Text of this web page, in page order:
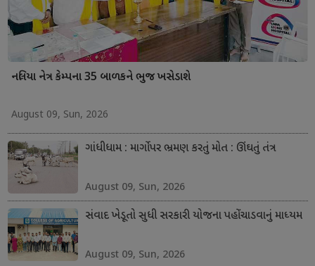
નલિયા નેત્ર કેમ્પના 35 બાળકને ભુજ ખસેડાશે
August 09, Sun, 2026
ગાંધીધામ : માર્ગો પર ભ્રમણ કરતું મોત : ઊંઘતું તંત્ર
August 09, Sun, 2026
સંવાદ ખેડૂતો સુધી સરકારી યોજના પહોંચાડવાનું માધ્યમ
August 09, Sun, 2026